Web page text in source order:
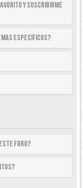
y suscribirme
específicos?
foro?